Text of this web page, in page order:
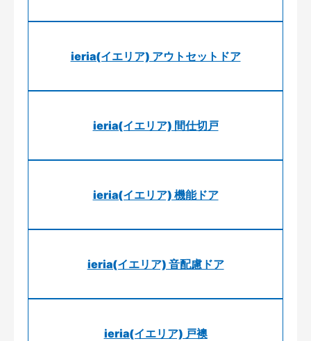
ieria(イエリア) アウトセットドア
ieria(イエリア) 間仕切戸
ieria(イエリア) 機能ドア
ieria(イエリア) 音配慮ドア
ieria(イエリア) 戸襖